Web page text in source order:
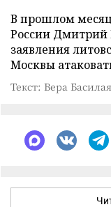
В прошлом
России Дмитрий
заявления
Москвы
Текст: Вера Басилая